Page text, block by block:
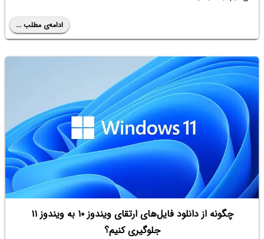
ادامه‌ی مطلب ...
چگونه از دانلود فایل‌های ارتقای ویندوز ۱۰ به ویندوز ۱۱
جلوگیری کنیم؟